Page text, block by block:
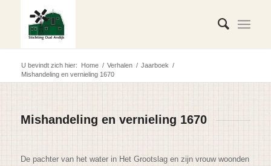
U bevindt zich hier: Home / Verhalen / Jaarboek /
Mishandeling en vernieling 1670
Mishandeling en vernieling 1670
De pachter van het water in Het Grootslag en zijn vrouw woonden